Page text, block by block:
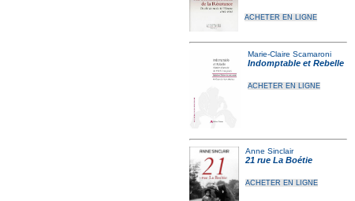
ACHETER EN LIGNE
Marie-Claire Scamaroni
Indomptable et Rebelle
ACHETER EN LIGNE
Anne Sinclair
21 rue La Boétie
ACHETER EN LIGNE